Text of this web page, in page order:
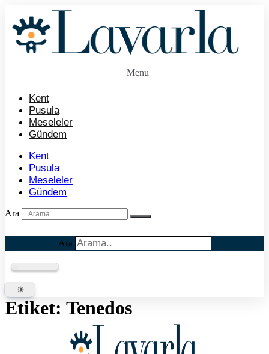
Menu
Kent
Pusula
Meseleler
Gündem
Kent
Pusula
Meseleler
Gündem
Ara
Ara
Etiket: Tenedos